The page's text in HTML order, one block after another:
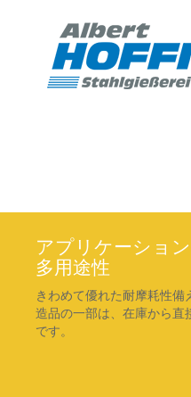
アプリケーショ
多用途性
きわめて優れた耐摩耗性
造品の一部は、在庫から直
です。